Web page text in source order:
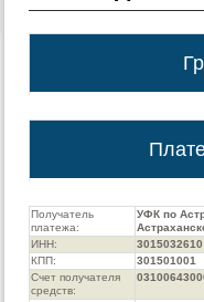
Получатель
платежа:
УФК по
ИНН:
3015032610
КПП:
301501001
Счет получателя
средств: